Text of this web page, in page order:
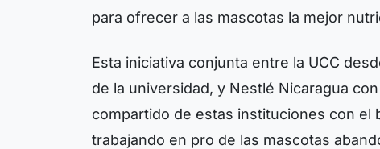
para ofrecer a las mascotas la mejor
Esta iniciativa conjunta entre la UCC
de la universidad, y Nestlé Nicaragua
compartido de estas instituciones con
trabajando en pro de las mascotas